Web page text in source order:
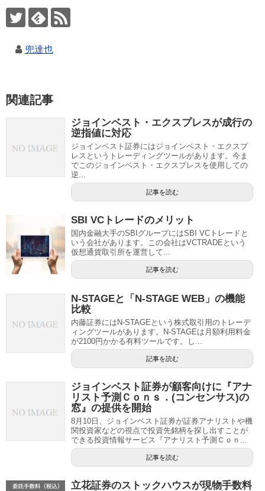
兜達也
関連記事
ジョインベスト・エクスプレスが成行の
逆指値に対応
ジョインベスト証券にはジョインベスト・エクスプ
レスというトレーディングツールがあります。今ま
でこのジョインベスト・エクスプレスを使用しての
逆...
記事を読む
SBI VCトレードのメリット
国内金融大手のSBIグループにはSBI VCトレードと
いう会社があります。この会社はVCTRADEという
仮想通貨取引所を運営して...
記事を読む
N-STAGEと「N-STAGE WEB」の機能
比較
内藤証券にはN-STAGEという株式取引用のトレーデ
ィングツールがあります。N-STAGEは月額利用料金
が2100円かかる有料ツールです。し...
記事を読む
ジョインベスト証券が顧客向けに『アナ
リスト予測Ｃｏｎｓ．(コンセンサス)の
窓』の提供を開始
8月10日、ジョインベスト証券が証券アナリストや機
関投資家などの視点で投資先銘柄を探し出すことが
できる投資情報サービス『アナリスト予測Ｃｏｎ...
記事を読む
立花証券のストックハウスが現物手数料